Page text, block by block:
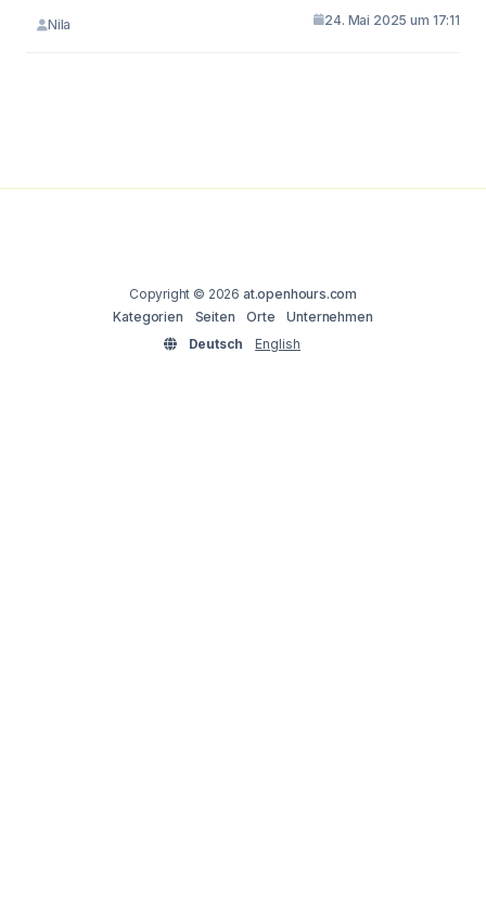
Nila 24. Mai 2025 um 17:11
Copyright © 2026 at.openhours.com
Kategorien
Seiten Orte
Unternehmen
Deutsch
English